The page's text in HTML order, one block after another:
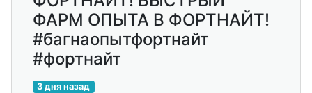
ФАРМ ОПЫТА В ФОРТНАЙТ!
#багнаопытфортнайт
#фортнайт
3 дня назад